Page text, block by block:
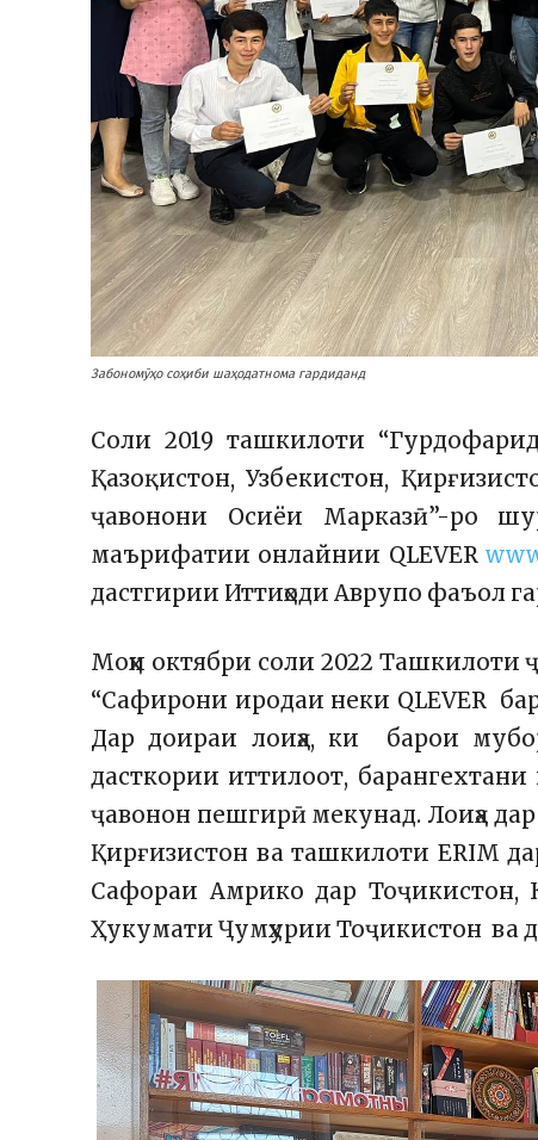
Забономӯҳо соҳиби шаҳодатнома гардиданд
Соли 2019 ташкилоти
Қазоқистон, Узбекистон,
ҷавонони Осиёи Марказӣ”-ро
маърифатии онлайнии QLEVER
дастгирии Иттиҳоди Аврупо фаъол
Моҳи октябри соли 2022 Ташкилоти
“Сафирони иродаи неки QLEVER
Дар доираи лоиҳа, ки барои
дасткории иттилоот,
ҷавонон пешгирӣ мекунад. Лоиҳа
Қирғизистон ва ташкилоти ERIM
Сафораи Амрико дар
Ҳукумати Ҷумҳурии Тоҷикистон ва